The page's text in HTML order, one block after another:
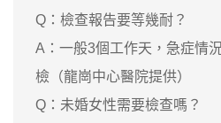
Q：檢查報告要等幾耐？
A：一般3個工作天，急症情
檢（龍崗中心醫院提供）
Q：未婚女性需要檢查嗎？